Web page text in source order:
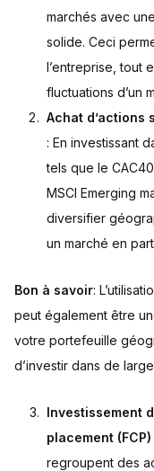
marchés avec
solide. Ceci
l’entreprise, tout
fluctuations d’un
Achat
: En investissant
tels que le
MSCI Emerging
diversifier
un marché en
Bon à savoir:
peut également être
votre portefeuille
d’investir dans de
Investissement
placement (FCP)
regroupent des